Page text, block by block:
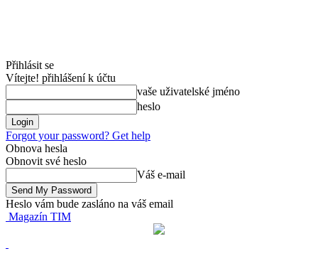
Přihlásit se
Vítejte! přihlášení k účtu
vaše uživatelské jméno
heslo
Forgot your password? Get help
Obnova hesla
Obnovit své heslo
Váš e-mail
Heslo vám bude zasláno na váš email
Magazín TIM